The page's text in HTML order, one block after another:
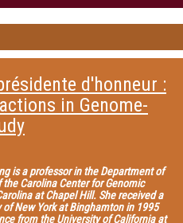
d'honneur :
in Genome-
is a professor in the Department of
Carolina Center for Genomic
at Chapel Hill. She received a
New York at Binghamton in 1995
from the University of California at